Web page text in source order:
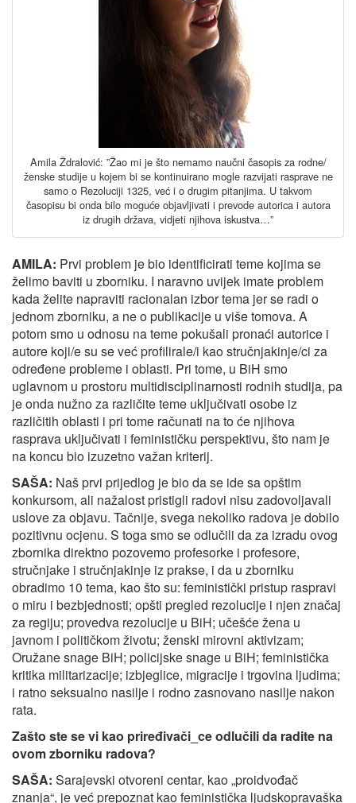
Amila Ždralović: ”Žao mi je što nemamo naučni časopis za rodne/
ženske studije u kojem bi se kontinuirano mogle razvijati rasprave ne
samo o Rezoluciji 1325, već i o drugim pitanjima. U takvom
časopisu bi onda bilo moguće objavljivati i prevode autorica i autora
iz drugih država, vidjeti njihova iskustva…”
AMILA: Prvi problem je bio identificirati teme kojima se
želimo baviti u zborniku. I naravno uvijek imate problem
kada želite napraviti racionalan izbor tema jer se radi o
jednom zborniku, a ne o publikacije u više tomova. A
potom smo u odnosu na teme pokušali pronaći autorice i
autore koji/e su se već profilirale/i kao stručnjakinje/ci za
određene probleme i oblasti. Pri tome, u BiH smo
uglavnom u prostoru multidisciplinarnosti rodnih studija, pa
je onda nužno za različite teme uključivati osobe iz
različitih oblasti i pri tome računati na to će njihova
rasprava uključivati i feminističku perspektivu, što nam je
na koncu bio izuzetno važan kriterij.
SAŠA: Naš prvi prijedlog je bio da se ide sa opštim
konkursom, ali nažalost pristigli radovi nisu zadovoljavali
uslove za objavu. Tačnije, svega nekoliko radova je dobilo
pozitivnu ocjenu. S toga smo se odlučili da za izradu ovog
zbornika direktno pozovemo profesorke i profesore,
stručnjake i stručnjakinje iz prakse, i da u zborniku
obradimo 10 tema, kao što su: feministički pristup raspravi
o miru i bezbjednosti; opšti pregled rezolucije i njen značaj
za regiju; provedva rezolucije u BiH; učešće žena u
javnom i političkom životu; ženski mirovni aktivizam;
Oružane snage BiH; policijske snage u BiH; feministička
kritika militarizacije; izbjeglice, migracije i trgovina ljudima;
i ratno seksualno nasilje i rodno zasnovano nasilje nakon
rata.
Zašto ste se vi kao priređivači_ce odlučili da radite na
ovom zborniku radova?
SAŠA: Sarajevski otvoreni centar, kao „proidvođač
znanja“, je već prepoznat kao feministička ljudskopravaška